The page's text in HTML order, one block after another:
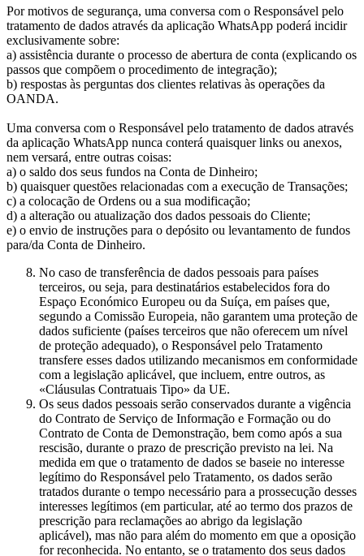
Por motivos de segurança, uma conversa com o Responsável pelo
tratamento de dados através da aplicação WhatsApp poderá incidir
exclusivamente sobre:
a) assistência durante o processo de abertura de conta (explicando os
passos que compõem o procedimento de integração);
b) respostas às perguntas dos clientes relativas às operações da
OANDA.
Uma conversa com o Responsável pelo tratamento de dados através
da aplicação WhatsApp nunca conterá quaisquer links ou anexos,
nem versará, entre outras coisas:
a) o saldo dos seus fundos na Conta de Dinheiro;
b) quaisquer questões relacionadas com a execução de Transações;
c) a colocação de Ordens ou a sua modificação;
d) a alteração ou atualização dos dados pessoais do Cliente;
e) o envio de instruções para o depósito ou levantamento de fundos
para/da Conta de Dinheiro.
No caso de transferência de dados pessoais para países
terceiros, ou seja, para destinatários estabelecidos fora do
Espaço Económico Europeu ou da Suíça, em países que,
segundo a Comissão Europeia, não garantem uma proteção de
dados suficiente (países terceiros que não oferecem um nível
de proteção adequado), o Responsável pelo Tratamento
transfere esses dados utilizando mecanismos em conformidade
com a legislação aplicável, que incluem, entre outros, as
«Cláusulas Contratuais Tipo» da UE.
Os seus dados pessoais serão conservados durante a vigência
do Contrato de Serviço de Informação e Formação ou do
Contrato de Conta de Demonstração, bem como após a sua
rescisão, durante o prazo de prescrição previsto na lei. Na
medida em que o tratamento de dados se baseie no interesse
legítimo do Responsável pelo Tratamento, os dados serão
tratados durante o tempo necessário para a prossecução desses
interesses legítimos (em particular, até ao termo dos prazos de
prescrição para reclamações ao abrigo da legislação
aplicável), mas não para além do momento em que a oposição
for reconhecida. No entanto, se o tratamento dos seus dados